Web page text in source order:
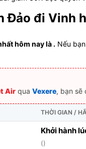
Đảo đi Vinh
hôm nay là . Nếu
Air qua Vexere, bạn sẽ
THỜI GIAN /
Khởi hành
()